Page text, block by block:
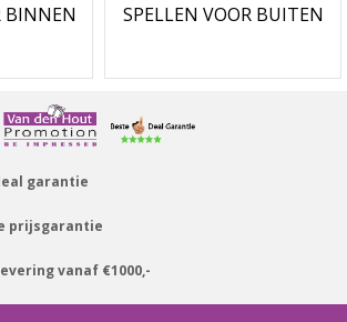
BINNEN SPELLEN VOOR BUITEN
garantie
prijsgarantie
vanaf €1000,-